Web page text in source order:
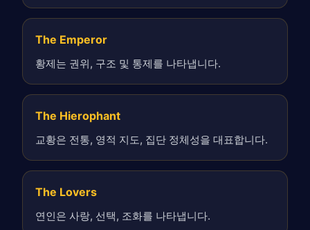
The Emperor
황제는 권위, 구조 및 통제를 나타냅니다.
The Hierophant
교황은 전통, 영적 지도, 집단 정체성을 대표합니다.
The Lovers
연인은 사랑, 선택, 조화를 나타냅니다.